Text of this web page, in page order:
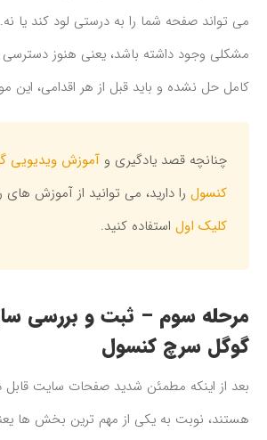
می تواند صفحه شما را به درستی لود کند یا
مشکلی وجود داشته باشد، یعنی هنوز
کامل حل نشده و باید قبل از هر اقدامی، این
چنانچه قصد یادگیری و آموزش ویدیویی
کنسول را دارید، می توانید از آموزش های
کلیک اول استفاده کنید.
مرحله سوم – ثبت و بررسی
گوگل سرچ کنسول
بعد از اینکه مطمئن شدید صفحات سایت
هستند، نوبت به یکی از مهم ترین بخش ها